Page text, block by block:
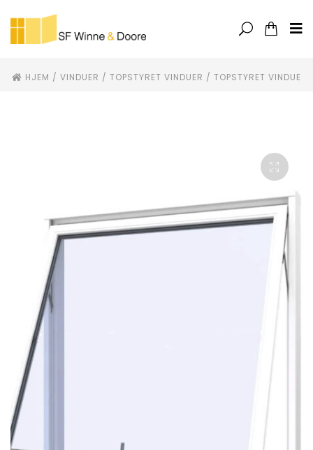
HJEM / VINDUER / TOPSTYRET VINDUER / TOPSTYRET VINDUE